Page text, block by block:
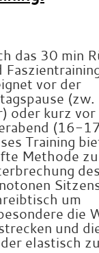
das 30 min
vor der
oder kurz vor
(16-
Training
Methode
um
die
und
elastisch